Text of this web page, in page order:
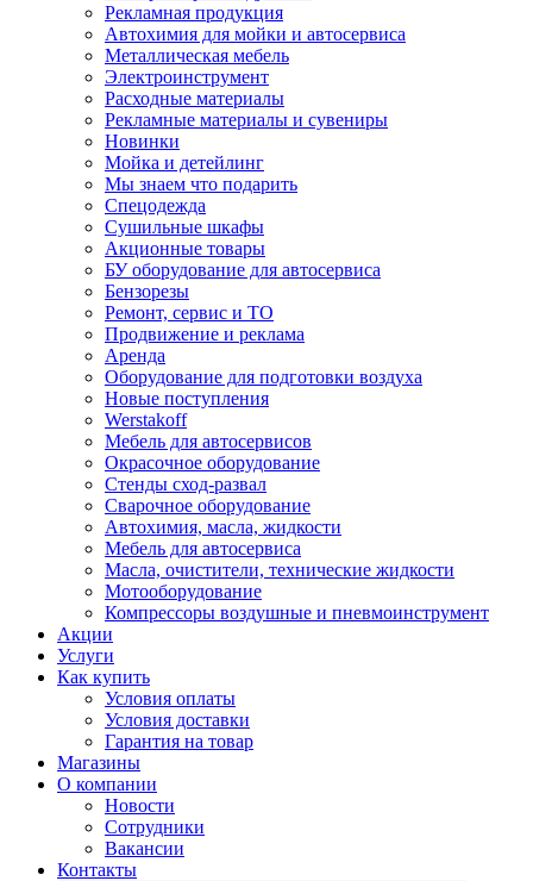
Рекламная продукция
Автохимия для мойки и автосервиса
Металлическая мебель
Электроинструмент
Расходные материалы
Рекламные материалы и сувениры
Новинки
Мойка и детейлинг
Мы знаем что подарить
Спецодежда
Сушильные шкафы
Акционные товары
БУ оборудование для автосервиса
Бензорезы
Ремонт, сервис и ТО
Продвижение и реклама
Аренда
Оборудование для подготовки воздуха
Новые поступления
Werstakoff
Мебель для автосервисов
Окрасочное оборудование
Стенды сход-развал
Сварочное оборудование
Автохимия, масла, жидкости
Мебель для автосервиса
Масла, очистители, технические жидкости
Мотооборудование
Компрессоры воздушные и пневмоинструмент
Акции
Услуги
Как купить
Условия оплаты
Условия доставки
Гарантия на товар
Магазины
О компании
Новости
Сотрудники
Вакансии
Контакты